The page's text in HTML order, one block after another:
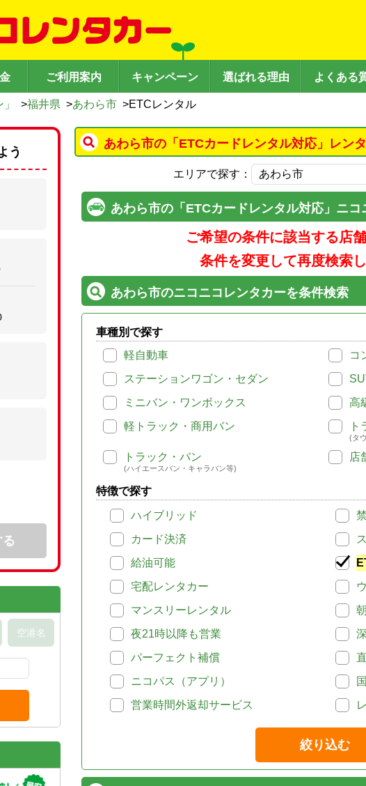
ご利用案内 キャンペーン 選ばれる理由 よくある
>福井県 >あわら市 >ETCレンタル
あわら市の「ETCカードレンタル対応」レン
エリアで探す：
あわら市の「ETCカードレンタル対応」ニ
ご希望の条件に該当する店
条件を変更して再度検索
あわら市のニコニコレンタカーを条件検索
車種別で探す
軽自動車
コ
ステーションワゴン・セダン
ミニバン・ワンボックス
高
軽トラック・商用バン
ト
(タ
トラック・バン
(ハイエースバン・キャラバン等)
店
特徴で探す
ハイブリッド
カード決済
給油可能
宅配レンタカー
マンスリーレンタル
夜21時以降も営業
パーフェクト補償
ニコパス（アプリ）
営業時間外返却サービス
絞り込む
う
空港名